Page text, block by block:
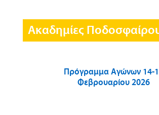
Ακαδημίες
Πρόγραμμα Αγώνων 14-
Φεβρουαρίου 2026